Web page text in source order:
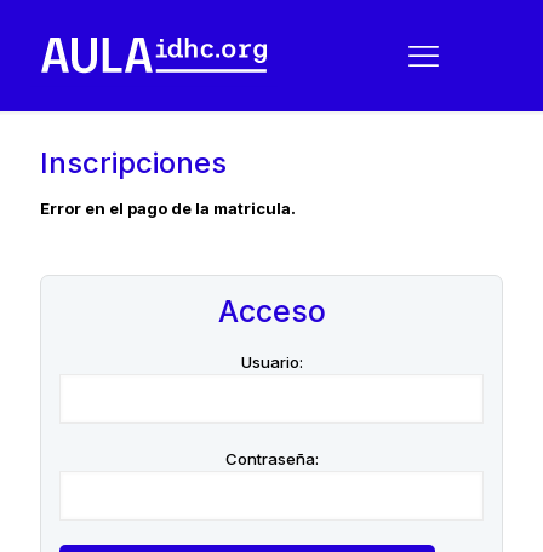
Inscripciones
Error en el pago de la matricula.
Acceso
Usuario:
Contraseña: